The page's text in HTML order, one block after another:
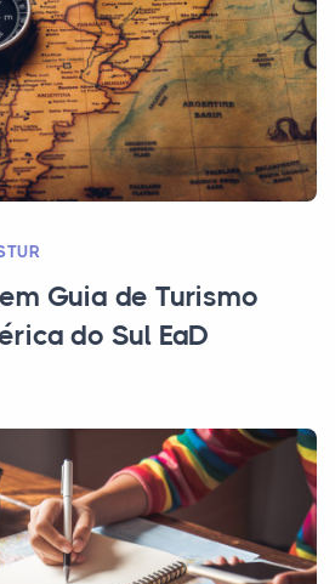
Guia de Turismo
do Sul EaD